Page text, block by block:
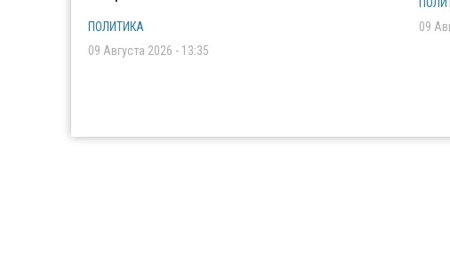
ПОЛИТИКА
09 Августа 2026 - 13:35
09